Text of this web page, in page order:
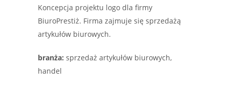
Koncepcja projektu logo dla firmy
BiuroPrestiż. Firma zajmuje się sprzedażą
artykułów biurowych.
branża: sprzedaż artykułów biurowych,
handel